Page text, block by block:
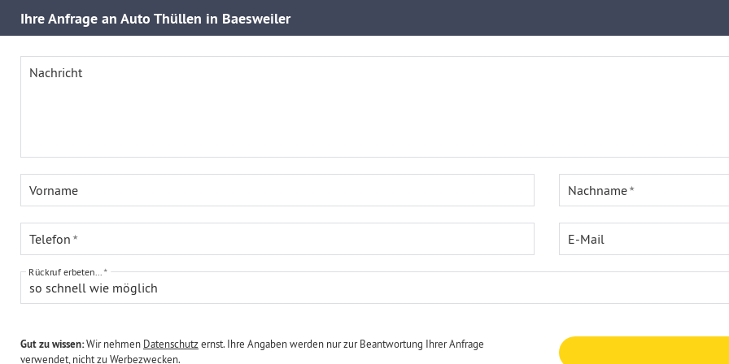
IhreAnfrage an Auto Thüllen in Baesweiler
Nachricht
Vorname Nachname
Telefon E-Mail
so schnell wie möglich
Rückruf erbeten...
Gut zu wissen:Wir nehmen Datenschutzernst. Ihre Angaben werden nur zur Beantwortung Ihrer Anfrage
verwendet, nicht zu Werbezwecken.